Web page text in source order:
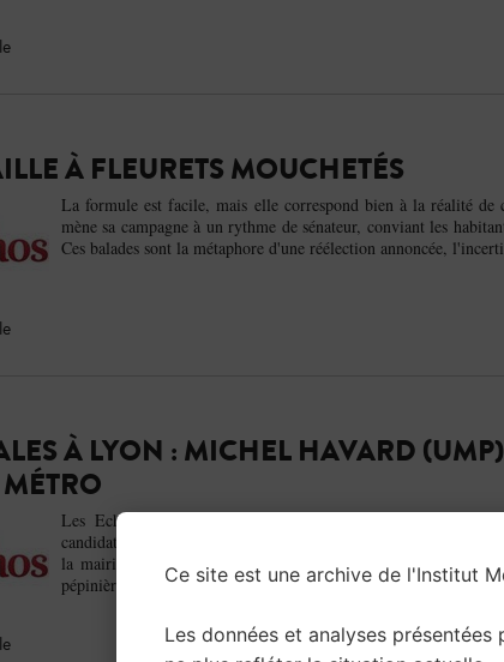
À FLEURETS MOUCHETÉS
La formule est facile, mais elle correspond bien à la réalité
mène sa campagne à un rythme de sénateur, conviant les
Ces balades sont la métaphore d'une réélection annoncée,
À LYON : MICHEL HAVARD
Les Echos, en partenariat avec l’Institut Montaigne,
candidate UMP à la mairie de Lyon. Objectif : évaluer le coût
la mairie de Lyon, propose de relier les gares Saint-Paul et
pépinière d’entreprise dotée...Ce site est une archive de l'Institut
Les données et analyses présentées